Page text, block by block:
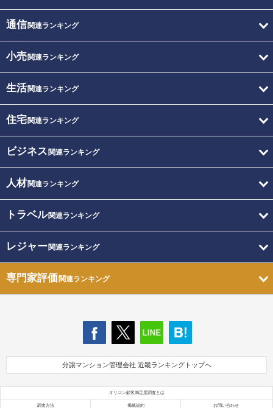
通信関連ランキング
小売関連ランキング
生活関連ランキング
住宅関連ランキング
ビジネス 関連ランキング
人材関連ランキング
トラベル関連ランキング
レジャー関連ランキング
専門家評価関連ランキング
分譲マンション管理会社 近畿ランキングトップへ
オリコン顧客満足度調査とは
調査方法 掲載規約 お問い合わせ